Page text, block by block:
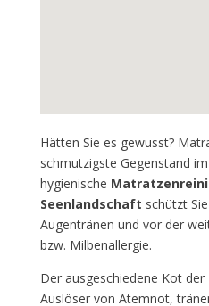
Hätten Sie es gewusst?
schmutzigste Gegenstand
hygienische
Seenlandschaft schützt
Augentränen und vor der
bzw. Milbenallergie.
Der ausgeschiedene Kot
Auslöser von Atemnot,